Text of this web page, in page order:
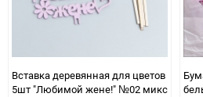
Вставка деревянная для цветов
5шт "Любимой жене!" №02 микс
Бумага